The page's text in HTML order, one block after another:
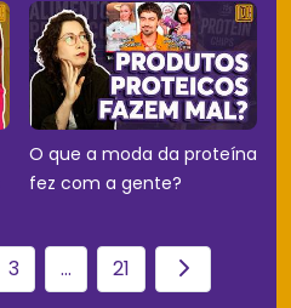
O que a moda da proteína
fez com a gente?
3 ... 21